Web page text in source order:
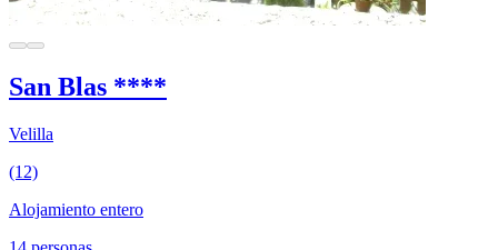
San Blas ****
Velilla
(12)
Alojamiento entero